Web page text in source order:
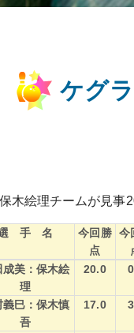
ケグ
木絵理チームが見事
手 名
今回勝
点
今
手 名
今回勝
成美：保木絵
理
20.0
義巳：保木慎
吾
17.0